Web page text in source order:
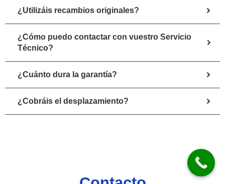
¿Utilizáis recambios originales?
¿Cómo puedo contactar con vuestro Servicio
Técnico?
¿Cuánto dura la garantía?
¿Cobráis el desplazamiento?